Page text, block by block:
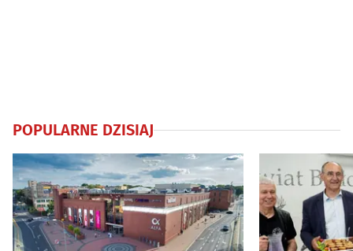
POPULARNE DZISIAJ